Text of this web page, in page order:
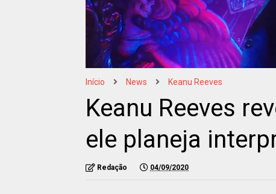
Início News Keanu Reeves
Keanu Reeves
ele planeja
Redação 04/09/2020